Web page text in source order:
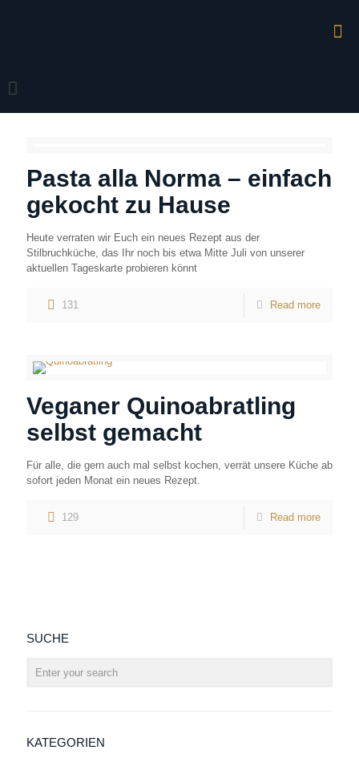
Pasta alla Norma – einfach
gekocht zu Hause
Heute verraten wir Euch ein neues Rezept aus der
Stilbruchküche, das Ihr noch bis etwa Mitte Juli von unserer
aktuellen Tageskarte probieren könnt
131 Read more
Veganer Quinoabratling
selbst gemacht
Für alle, die gern auch mal selbst kochen, verrät unsere Küche ab
sofort jeden Monat ein neues Rezept.
129 Read more
SUCHE
KATEGORIEN